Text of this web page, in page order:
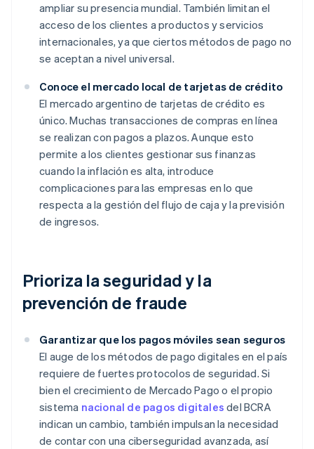
ampliar su presencia mundial. También limitan el
acceso de los clientes a productos y servicios
internacionales, ya que ciertos métodos de pago no
se aceptan a nivel universal.
Conoce el mercado local de tarjetas de crédito
El mercado argentino de tarjetas de crédito es
único. Muchas transacciones de compras en línea
se realizan con pagos a plazos. Aunque esto
permite a los clientes gestionar sus finanzas
cuando la inflación es alta, introduce
complicaciones para las empresas en lo que
respecta a la gestión del flujo de caja y la previsión
de ingresos.
Prioriza la seguridad y la
prevención de fraude
Garantizar que los pagos móviles sean seguros
El auge de los métodos de pago digitales en el país
requiere de fuertes protocolos de seguridad. Si
bien el crecimiento de Mercado Pago o el propio
sistema nacional de pagos digitales del BCRA
indican un cambio, también impulsan la necesidad
de contar con una ciberseguridad avanzada, así